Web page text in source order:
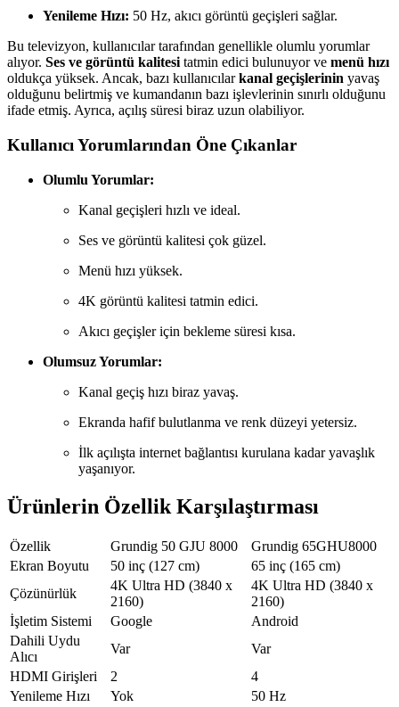
Yenileme Hızı: 50 Hz, akıcı görüntü geçişleri sağlar.
Bu televizyon, kullanıcılar tarafından genellikle olumlu yorumlar
alıyor. Ses ve görüntü kalitesi tatmin edici bulunuyor ve menü hızı
oldukça yüksek. Ancak, bazı kullanıcılarkanal geçişlerinin yavaş
olduğunu belirtmiş ve kumandanın bazı işlevlerinin sınırlı olduğunu
ifade etmiş. Ayrıca, açılış süresi biraz uzun olabiliyor.
Kullanıcı Yorumlarından Öne Çıkanlar
Olumlu Yorumlar:
Kanal geçişleri hızlı ve ideal.
Ses ve görüntü kalitesi çok güzel.
Menü hızı yüksek.
4K görüntü kalitesi tatmin edici.
Akıcı geçişler için bekleme süresi kısa.
Olumsuz Yorumlar:
Kanal geçiş hızı biraz yavaş.
Ekranda hafif bulutlanma ve renk düzeyi yetersiz.
İlk açılışta internet bağlantısı kurulana kadar yavaşlık
yaşanıyor.
Ürünlerin Özellik Karşılaştırması
Özellik Grundig 50 GJU 8000
Grundig 65GHU8000
Ekran Boyutu
50 inç (127 cm)
65 inç (165 cm)
Çözünürlük
4K Ultra HD (3840 x
2160)
4K Ultra HD (3840 x
2160)
İşletim Sistemi
Google
Android
Dahili Uydu
Alıcı
Var
Var
HDMI Girişleri
2
4
Yenileme Hızı
Yok
50 Hz